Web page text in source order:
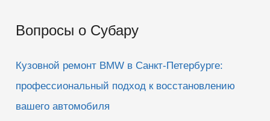
с
Вопросы о Субару
Кузовной ремонт BMW в Санкт-Петербурге:
профессиональный подход к восстановлению
вашего автомобиля